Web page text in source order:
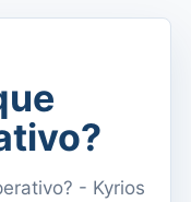
- Kyrios